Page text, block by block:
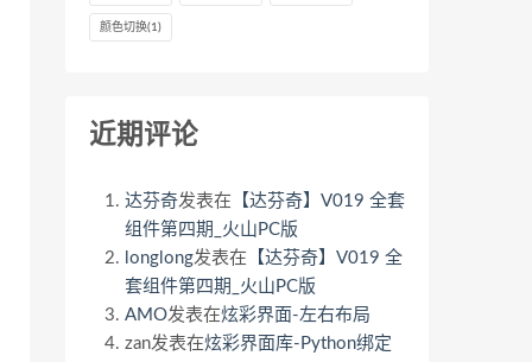
颜色切换(1)
近期评论
达芬奇发表在 【达芬奇】V019 全套
组件第四期_火山PC版
longlong发表在 【达芬奇】V019 全
套组件第四期_火山PC版
AMO发表在炫彩界面-左右布局
zan发表在炫彩界面库-Python绑定